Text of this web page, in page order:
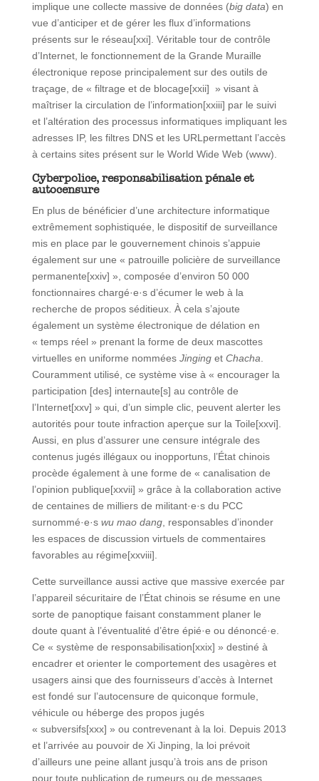
implique une collecte massive de données (big data) en
vue d’anticiper et de gérer les flux d’informations
présents sur le réseau[xxi]. Véritable tour de contrôle
d’Internet, le fonctionnement de la Grande Muraille
électronique repose principalement sur des outils de
traçage, de « filtrage et de blocage[xxii] » visant à
maîtriser la circulation de l’information[xxiii] par le suivi
et l’altération des processus informatiques impliquant les
adresses IP, les filtres DNS et les URLpermettant l’accès
à certains sites présent sur le World Wide Web (www).
Cyberpolice, responsabilisation pénale et
autocensure
En plus de bénéficier d’une architecture informatique
extrêmement sophistiquée, le dispositif de surveillance
mis en place par le gouvernement chinois s’appuie
également sur une « patrouille policière de surveillance
permanente[xxiv] », composée d’environ 50 000
fonctionnaires chargé·e·s d’écumer le web à la
recherche de propos séditieux. À cela s’ajoute
également un système électronique de délation en
« temps réel » prenant la forme de deux mascottes
virtuelles en uniforme nommées Jinging et Chacha
Couramment utilisé, ce système vise à « encourager la
participation [des] internaute[s] au contrôle de
l’Internet[xxv] » qui, d’un simple clic, peuvent alerter les
autorités pour toute infraction aperçue sur la Toile[xxvi].
Aussi, en plus d’assurer une censure intégrale des
contenus jugés illégaux ou inopportuns, l’État chinois
procède également à une forme de « canalisation de
l’opinion publique[xxvii] » grâce à la collaboration active
de centaines de milliers de militant·e·s du PCC
surnommé·e·s wu mao dang, responsables d’inonder
les espaces de discussion virtuels de commentaires
favorables au régime[xxviii].
Cette surveillance aussi active que massive exercée par
l’appareil sécuritaire de l’État chinois se résume en une
sorte de panoptique faisant constamment planer le
doute quant à l’éventualité d’être épié·e ou dénoncé·e.
Ce « système de responsabilisation[xxix] » destiné à
encadrer et orienter le comportement des usagères et
usagers ainsi que des fournisseurs d’accès à Internet
est fondé sur l’autocensure de quiconque formule,
véhicule ou héberge des propos jugés
« subversifs[xxx] » ou contrevenant à la loi. Depuis 2013
et l’arrivée au pouvoir de Xi Jinping, la loi prévoit
d’ailleurs une peine allant jusqu’à trois ans de prison
pour toute publication de rumeurs ou de messages